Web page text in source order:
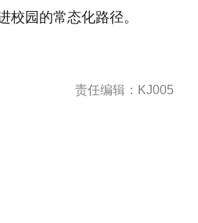
园的常态化路径。
责任编辑：KJ005